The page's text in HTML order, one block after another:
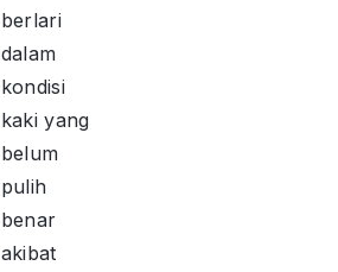
berlari
dalam
kondisi
kaki yang
belum
pulih
benar
akibat